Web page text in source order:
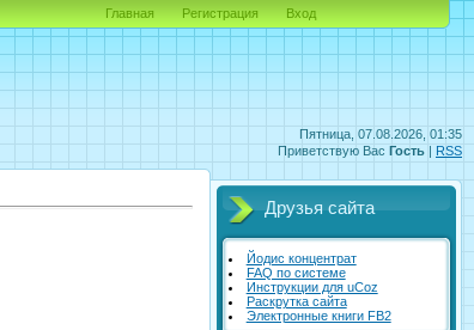
Пятница, 07.08.2026, 01:35
Приветствую Вас Гость | RSS
Главная Регистрация Вход
Друзья сайта
Йодис концентрат
FAQ по системе
Инструкции для uCoz
Раскрутка сайта
Электронные книги FB2